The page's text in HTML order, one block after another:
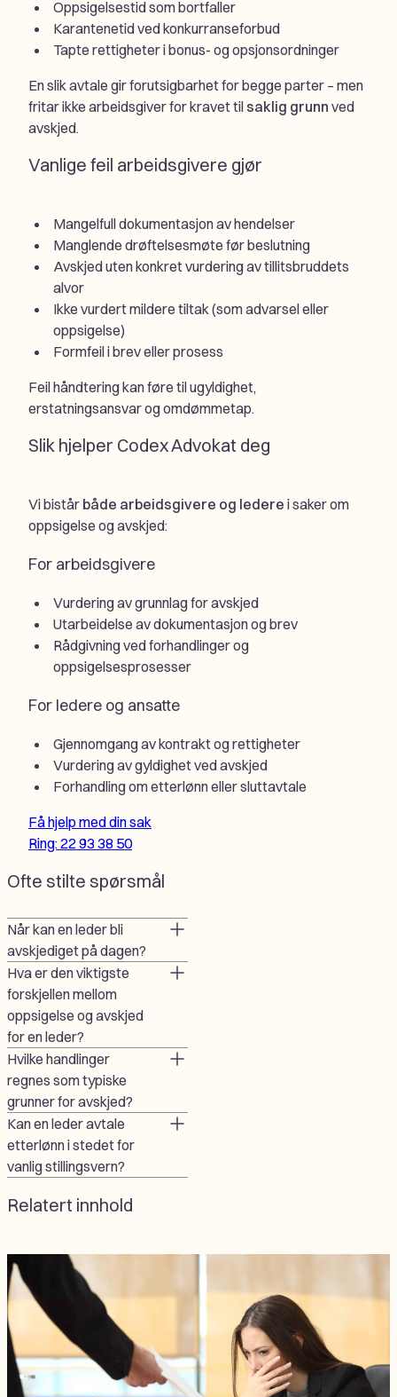
Oppsigelsestid som bortfaller
Karantenetid ved konkurranseforbud
Tapte rettigheter i bonus- og opsjonsordninger
En slik avtale gir forutsigbarhet for begge parter – men
fritar ikke arbeidsgiver for kravet til saklig grunn ved
avskjed.
Vanlige feil arbeidsgivere gjør
Mangelfull dokumentasjon av hendelser
Manglende drøftelsesmøte før beslutning
Avskjed uten konkret vurdering av tillitsbruddets
alvor
Ikke vurdert mildere tiltak (som advarsel eller
oppsigelse)
Formfeil i brev eller prosess
Feil håndtering kan føre til ugyldighet,
erstatningsansvar og omdømmetap.
Slik hjelper Codex Advokat deg
Vi bistår både arbeidsgivere og ledere i saker om
oppsigelse og avskjed:
For arbeidsgivere
Vurdering av grunnlag for avskjed
Utarbeidelse av dokumentasjon og brev
Rådgivning ved forhandlinger og
oppsigelsesprosesser
For ledere og ansatte
Gjennomgang av kontrakt og rettigheter
Vurdering av gyldighet ved avskjed
Forhandling om etterlønn eller sluttavtale
Få hjelp med din sak
Ring: 22 93 38 50
Ofte stilte spørsmål
Når kan en leder bli
avskjediget på dagen?
Hva er den viktigste
forskjellen mellom
oppsigelse og avskjed
for en leder?
Hvilke handlinger
regnes som typiske
grunner for avskjed?
Kan en leder avtale
etterlønn i stedet for
vanlig stillingsvern?
Relatert innhold